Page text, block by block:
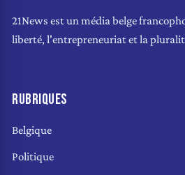
21News est un média belge
liberté, l'entrepreneuriat et la
RUBRIQUES
Belgique
Politique